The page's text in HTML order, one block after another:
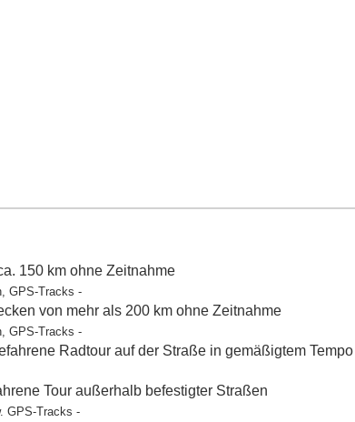
150 km ohne Zeitnahme
GPS-Tracks -
von mehr als 200 km ohne Zeitnahme
GPS-Tracks -
Radtour auf der Straße in gemäßigtem Tempo
Tour außerhalb befestigter Straßen
GPS-Tracks -